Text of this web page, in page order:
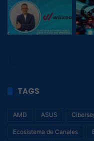
TAGS
AMD ASUS
Ecosistema de Canales